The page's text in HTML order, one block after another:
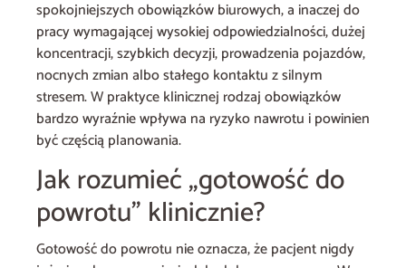
spokojniejszych obowiązków biurowych, a inaczej do
pracy wymagającej wysokiej odpowiedzialności, dużej
koncentracji, szybkich decyzji, prowadzenia pojazdów,
nocnych zmian albo stałego kontaktu z silnym
stresem. W praktyce klinicznej rodzaj obowiązków
bardzo wyraźnie wpływa na ryzyko nawrotu i powinien
być częścią planowania.
Jak rozumieć „gotowość do
powrotu” klinicznie?
Gotowość do powrotu nie oznacza, że pacjent nigdy